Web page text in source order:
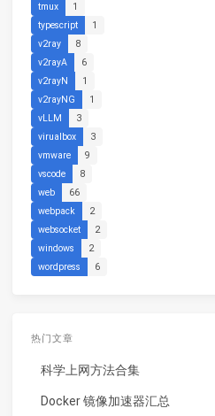
tmux
1
typescript
1
v2ray
8
v2rayA
6
v2rayN
1
v2rayNG
1
vLLM
3
virualbox
3
vmware
9
vscode
8
web
66
webpack
2
websocket
2
windows
2
wordpress
6
热门文章
科学上网方法合集
Docker 镜像加速器汇总